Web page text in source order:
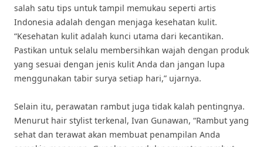
salah satu tips untuk tampil memukau seperti artis
Indonesia adalah dengan menjaga kesehatan kulit.
“Kesehatan kulit adalah kunci utama dari kecantikan.
Pastikan untuk selalu membersihkan wajah dengan produk
yang sesuai dengan jenis kulit Anda dan jangan lupa
menggunakan tabir surya setiap hari,” ujarnya.
Selain itu, perawatan rambut juga tidak kalah pentingnya.
Menurut hair stylist terkenal, Ivan Gunawan, “Rambut yang
sehat dan terawat akan membuat penampilan Anda